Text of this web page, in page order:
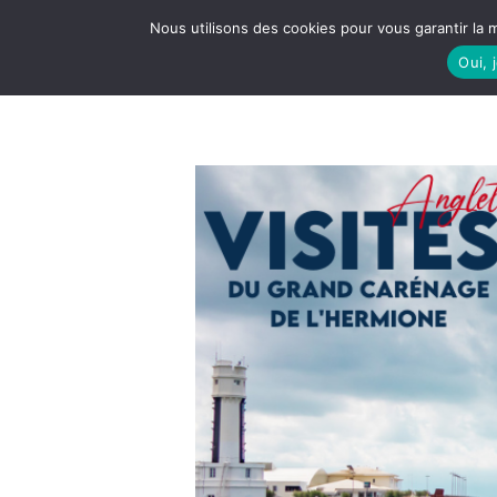
LE
Nous utilisons des cookies pour vous garantir
Oui,